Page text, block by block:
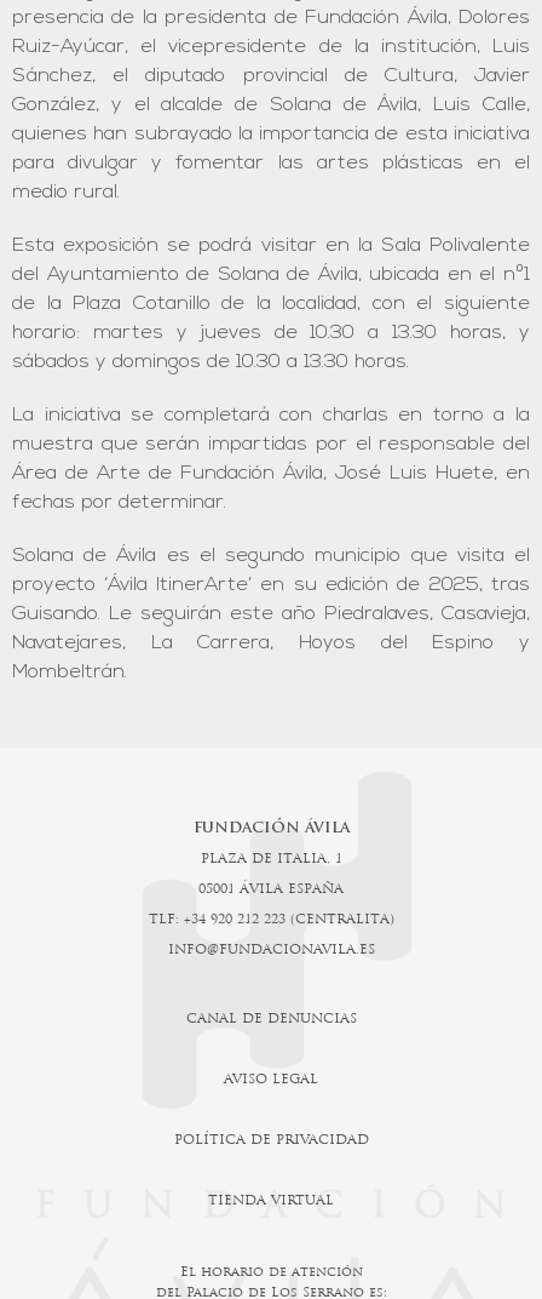
presencia de la presidenta de Fundación Ávila, Dolores
Ruiz-Ayúcar, el vicepresidente de la institución, Luis
Sánchez, el diputado provincial de Cultura, Javier
González, y el alcalde de Solana de Ávila, Luis Calle,
quienes han subrayado la importancia de esta iniciativa
para divulgar y fomentar las artes plásticas en el
medio rural.
Esta exposición se podrá visitar en la Sala Polivalente
del Ayuntamiento de Solana de Ávila, ubicada en el nº1
de la Plaza Cotanillo de la localidad, con el siguiente
horario: martes y jueves de 10.30 a 13.30 horas, y
sábados y domingos de 10.30 a 13.30 horas.
La iniciativa se completará con charlas en torno a la
muestra que serán impartidas por el responsable del
Área de Arte de Fundación Ávila, José Luis Huete, en
fechas por determinar.
Solana de Ávila es el segundo municipio que visita el
proyecto ‘Ávila ItinerArte’ en su edición de 2025, tras
Guisando. Le seguirán este año Piedralaves, Casavieja,
Navatejares, La Carrera, Hoyos del Espino y
Mombeltrán.
FUNDACIÓN ÁVILA
PLAZA DE ITALIA, 1
05001 ÁVILA ESPAÑA
TLF: +34 920 212 223 (CENTRALITA)
INFO@FUNDACIONAVILA.ES
CANAL DE DENUNCIAS
AVISO LEGAL
POLÍTICA DE PRIVACIDAD
TIENDA VIRTUAL
El horario de atención
del Palacio de Los Serrano es: